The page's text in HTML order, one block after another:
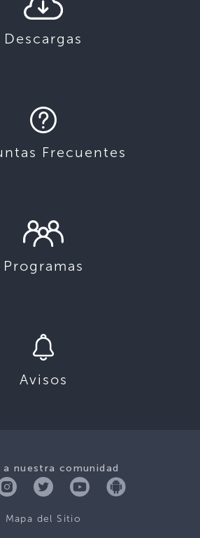
Descargas
Frecuentes
Programas
Avisos
a nuestra comunidad
Mapa del Sitio